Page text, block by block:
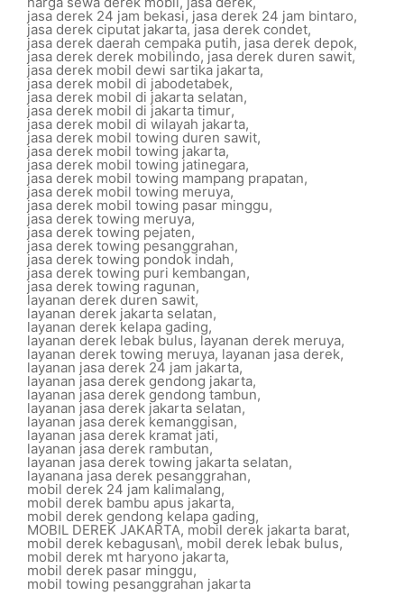
jasa derek 24 jam bekasi, jasa derek 24 jam bintaro,
jasa derek ciputat jakarta,jasa derek condet,
jasa derek daerah cempaka putih, jasa derek depok,
jasa derek derek mobilindo,jasa derek duren sawit,
jasa derek mobil dewi sartika jakarta,
jasa derek mobil di jabodetabek,
jasa derek mobil di jakarta selatan,
jasa derek mobil di jakarta timur,
jasa derek mobil di wilayah jakarta,
jasa derek mobil towing duren sawit,
jasa derek mobil towing jakarta,
jasa derek mobil towing jatinegara,
jasa derek mobil towing mampang prapatan,
jasa derek mobil towing meruya,
jasa derek mobil towing pasar minggu,
jasa derek towing meruya,
jasa derek towing pejaten,
jasa derek towing pesanggrahan,
jasa derek towing pondok indah,
jasa derek towing puri kembangan,
jasa derek towing ragunan,
layanan derek duren sawit,
layanan derek jakarta selatan,
layanan derek kelapa gading,
layanan derek lebak bulus, layanan derek meruya,
layanan derek towing meruya, layanan jasa derek,
layanan jasa derek 24 jam jakarta,
layanan jasa derek gendong jakarta,
layanan jasa derek gendong tambun,
layanan jasa derek jakarta selatan,
layanan jasa derek kemanggisan,
layanan jasa derek kramat jati,
layanan jasa derek rambutan,
layanan jasa derek towing jakarta selatan,
layanana jasa derek pesanggrahan,
mobil derek 24 jam kalimalang,
mobil derek bambu apus jakarta,
mobil derek gendong kelapa gading,
MOBIL DEREK JAKARTA, mobil derek jakarta barat,
mobil derek kebagusan\, mobil derek lebak bulus,
mobil derek mt haryono jakarta,
mobil derek pasar minggu,
mobil towing pesanggrahan jakarta